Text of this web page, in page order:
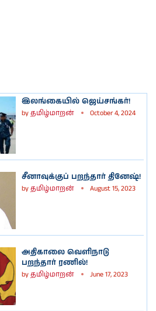
இலங்கையில் ஜெய்சங்கர்!
byதமிழ்மாறன் October 4, 2024
சீனாவுக்குப் பறந்தார் தினேஷ்!
byதமிழ்மாறன் August 15, 2023
அதிகாலை வெளிநாடு
பறந்தார் ரணில்!
byதமிழ்மாறன் June 17, 2023